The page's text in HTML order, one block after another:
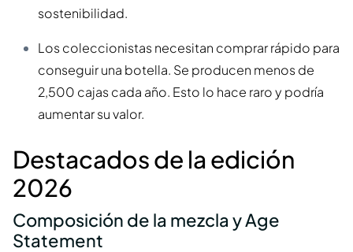
sostenibilidad.
Los coleccionistas necesitan comprar rápido para
conseguir una botella. Se producen menos de
2,500 cajas cada año. Esto lo hace raro y podría
aumentar su valor.
Destacados de la edición
2026
Composición de la mezcla y Age
Statement